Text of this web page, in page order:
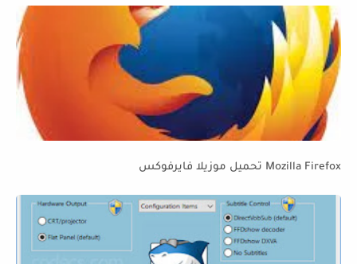
Mozilla Firefox تحميل موزيلا فايرفوكس